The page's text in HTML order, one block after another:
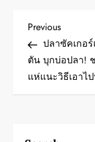
P
o
s
n
Previous
Post
Previous
ปลาซัคเกอร์
ตัน บุกบ่อปลา!
แห่แนะวิธีเอาไ